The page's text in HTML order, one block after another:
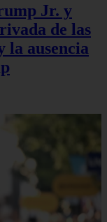
Jr. y
de las
la ausencia